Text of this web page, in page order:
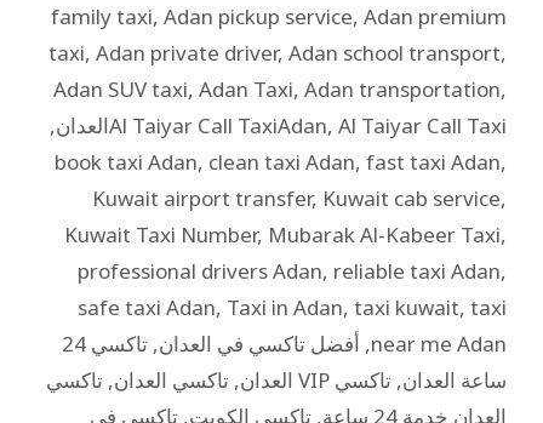
family taxi, Adan pickup service, Adan premium
taxi, Adan private driver, Adan school transport,
Adan SUV taxi, Adan Taxi, Adan transportation,
Al Taiyar Call TaxiAdan, Al Taiyar Call Taxiالعدان
,
book taxi Adan, clean taxi Adan, fast taxi Adan,
Kuwait airport transfer, Kuwait cab service,
Kuwait Taxi Number, Mubarak Al-Kabeer Taxi,
professional drivers Adan, reliable taxi Adan,
safe taxi Adan, Taxi in Adan, taxi kuwait, taxi
near me Adan
, أفضل تاكسي في العدان,
تاكسي 24
ساعة العدان, تاكسي VIP العدان , تاكسي العدان, تاكسي
العدان خدمة 24 ساعة
, تاكسي الكويت, تاكسي في